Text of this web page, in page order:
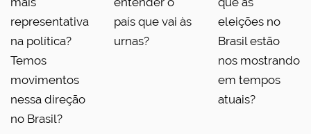
representativa
na política?
Temos
movimentos
nessa direção
no Brasil?
país que vai às
urnas?
eleições no
Brasil estão
nos mostrando
em tempos
atuais?